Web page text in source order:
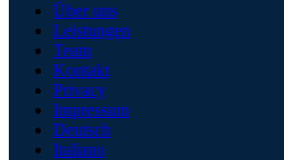
Über uns
Leistungen
Team
Kontakt
Privacy
Impressum
Deutsch
Italiano